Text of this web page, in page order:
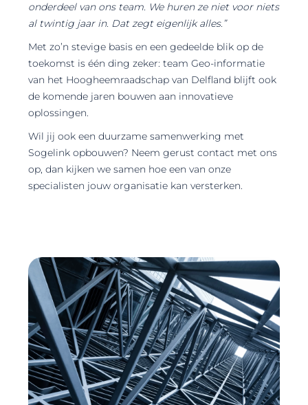
onderdeel van ons team. We huren ze niet voor niets
al twintig jaar in. Dat zegt eigenlijk alles.”
Met zo’n stevige basis en een gedeelde blik op de
toekomst is één ding zeker: team Geo-informatie
van het Hoogheemraadschap van Delfland blijft ook
de komende jaren bouwen aan innovatieve
oplossingen.
Wil jij ook een duurzame samenwerking met
Sogelink opbouwen? Neem gerust contact met ons
op, dan kijken we samen hoe een van onze
specialisten jouw organisatie kan versterken.